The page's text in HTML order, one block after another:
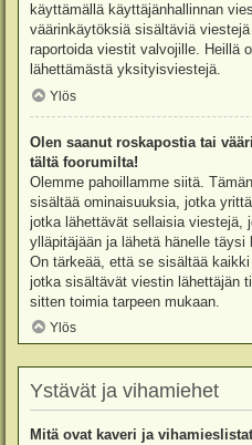
käyttämällä käyttäjänhallinnan
väärinkäytöksiä sisältäviä
raportoida viestit valvojille. Heillä
lähettämästä yksityisviestejä.
Ylös
Olen saanut roskapostia tai
tältä foorumilta!
Olemme pahoillamme siitä.
sisältää ominaisuuksia, jotka
jotka lähettävät sellaisia viestejä,
ylläpitäjään ja lähetä hänelle
On tärkeää, että se sisältää
jotka sisältävät viestin lähettäjän
sitten toimia tarpeen mukaan.
Ylös
Ystävät ja vihamiehet
Mitä ovat kaveri ja